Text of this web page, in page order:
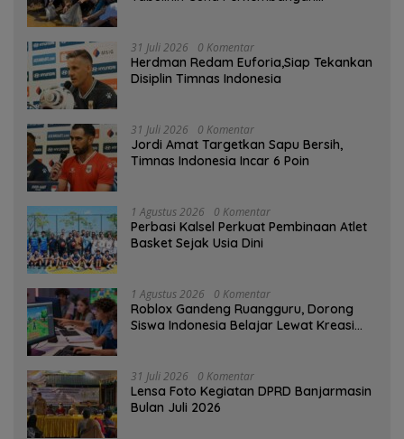
31 Juli 2026 0 Komentar
Herdman Redam Euforia,Siap Tekankan
Disiplin Timnas Indonesia
31 Juli 2026 0 Komentar
Jordi Amat Targetkan Sapu Bersih,
Timnas Indonesia Incar 6 Poin
1 Agustus 2026 0 Komentar
Perbasi Kalsel Perkuat Pembinaan Atlet
Basket Sejak Usia Dini
1 Agustus 2026 0 Komentar
Roblox Gandeng Ruangguru, Dorong
Siswa Indonesia Belajar Lewat Kreasi
31 Juli 2026 0 Komentar
Lensa Foto Kegiatan DPRD Banjarmasin
Bulan Juli 2026